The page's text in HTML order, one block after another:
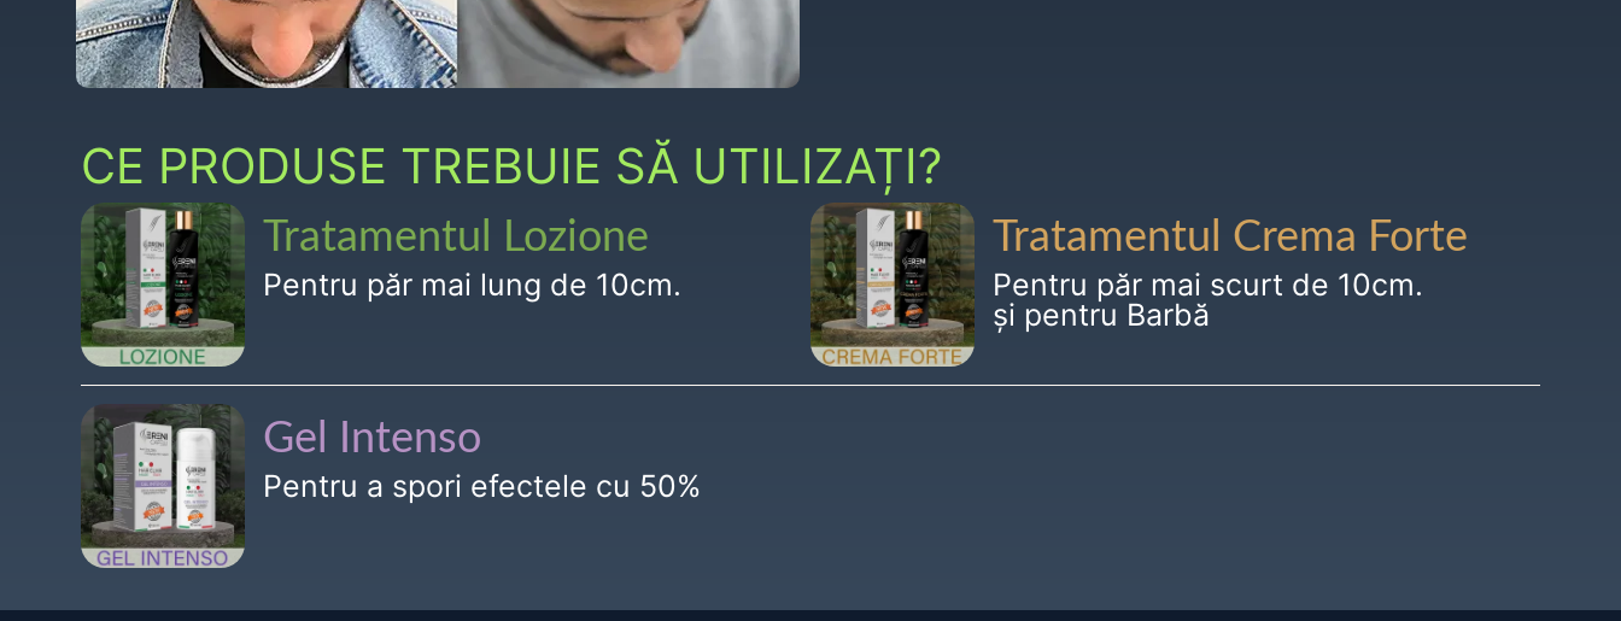
CE PRODUSE TREBUIE SĂ UTILIZAȚI?
Tratamentul Lozione
Pentru păr mai lung de 10cm.
Tratamentul Crema Forte
Pentru păr mai scurt de 10cm.
și pentru Barbă
Gel Intenso
Pentru a spori efectele cu 50%